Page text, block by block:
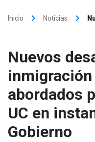
Inicio keyboard_arrow_right Noticias keyboard_arrow_right
Nuevos
inmigración
abordados
UC en
Gobierno